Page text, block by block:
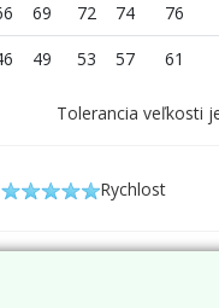
69 72 74 76
49 53 57 61
Tolerancia veľkosti
Rychlost